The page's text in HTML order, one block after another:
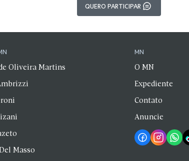
QUERO PARTICIPAR
Oliveira Martins
Masso
MN
O MN
Expediente
Contato
Anuncie